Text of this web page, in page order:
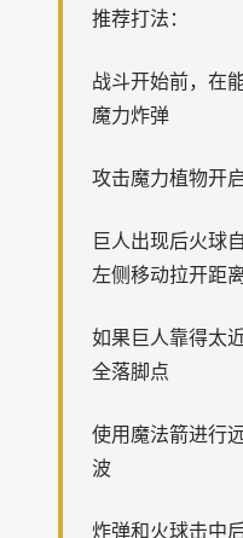
推荐打法：
战斗开始前，在
魔力炸弹
攻击魔力植物开
巨人出现后火球
左侧移动拉开距
如果巨人靠得太
全落脚点
使用魔法箭进行
波
炸弹和火球击中